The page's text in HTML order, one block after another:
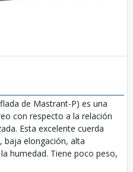
de Mastrant-P) es una
con respecto a la relación
Esta excelente cuerda
baja elongación, alta
humedad. Tiene poco peso,